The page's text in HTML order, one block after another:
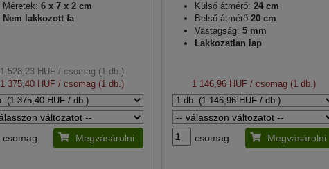
Méretek: 6 x 7 x 2 cm
Nem lakkozott fa
1 528,23 HUF/ csomag (1 db.)
1 375,40 HUF/ csomag (1 db.)
csomag Megvásárolni
Külső átmérő: 24 cm
Belső átmérő20 cm
Vastagság: 5 mm
Lakkozatlan lap
1 146,96 HUF/ csomag (1 db.)
csomag Megvásárolni